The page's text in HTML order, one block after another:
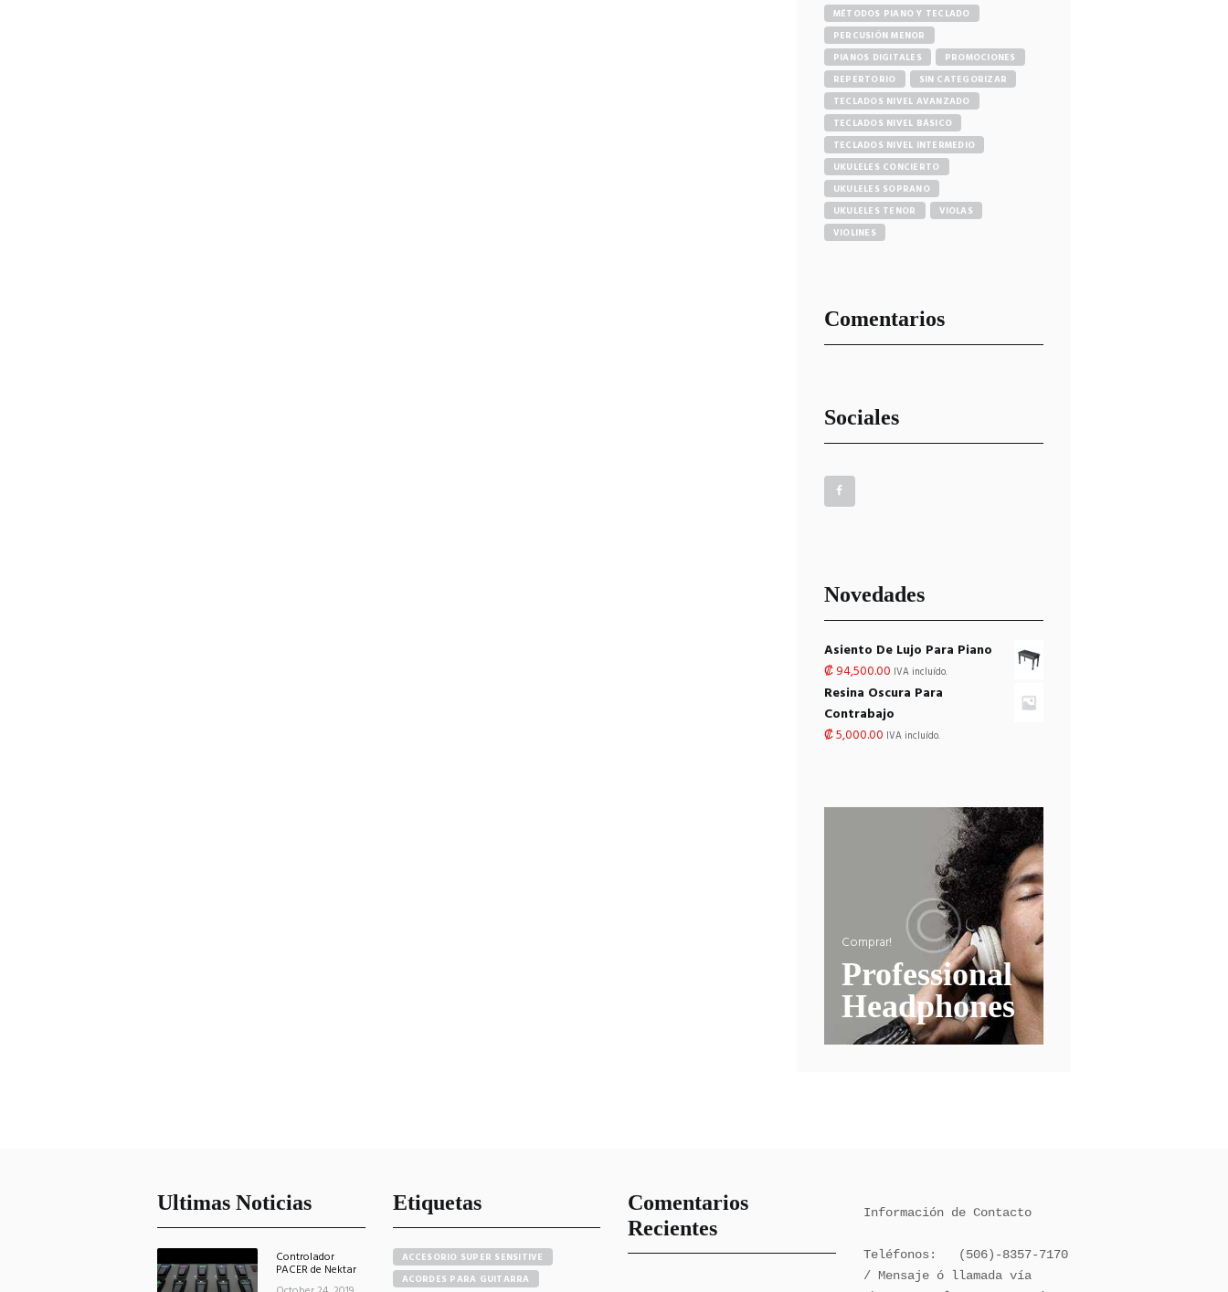
MÉTODOS PIANO Y TECLADO
PERCUSIÓN MENOR
PIANOS DIGITALES
PROMOCIONES
REPERTORIO
SIN CATEGORIZAR
TECLADOS NIVEL AVANZADO
TECLADOS NIVEL BÁSICO
TECLADOS NIVEL INTERMEDIO
UKULELES CONCIERTO
UKULELES SOPRANO
UKULELES TENOR
VIOLAS
VIOLINES
Comentarios
Sociales
Novedades
Asiento De Lujo Para Piano
₡94,500.00 IVA incluído.
Resina Oscura Para
Contrabajo
₡5,000.00 IVA incluído.
Comprar!
Professional
Headphones
Ultimas Noticias
Controlador
PACER de Nektar
Etiquetas
ACCESORIO SUPER SENSITIVE
ACORDES PARA GUITARRA
Comentarios
Recientes
Información de Contacto
Teléfonos:   (506)-8357-7170
/ Mensaje ó llamada vía